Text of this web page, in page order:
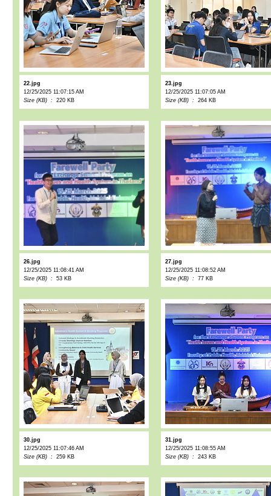
22.jpg
12/25/2025 11:07:15 AM
Size (KB) : 220 KB
23.jpg
12/25/2025 11:07:05 AM
Size (KB) : 264 KB
26.jpg
12/25/2025 11:08:41 AM
Size (KB) : 53 KB
27.jpg
12/25/2025 11:08:52 AM
Size (KB) : 77 KB
30.jpg
12/25/2025 11:07:46 AM
Size (KB) : 259 KB
31.jpg
12/25/2025 11:08:55 AM
Size (KB) : 243 KB